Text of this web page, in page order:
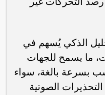
الذكي يُسهم في
ما يسمح للجهات
بسرعة بالغة، سواء
الصوتية